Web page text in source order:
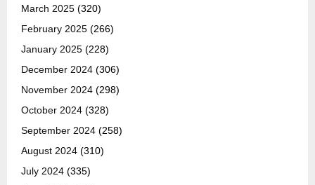
March 2025 (320)
February 2025 (266)
January 2025 (228)
December 2024 (306)
November 2024 (298)
October 2024 (328)
September 2024 (258)
August 2024 (310)
July 2024 (335)